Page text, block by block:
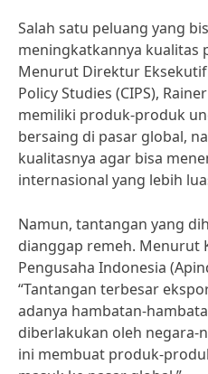
Salah satu peluang yang
meningkatkannya kualitas
Menurut Direktur
Policy Studies (CIPS),
memiliki produk-produk
bersaing di pasar global,
kualitasnya agar bisa
internasional yang lebih
Namun, tantangan yang
dianggap remeh. Menurut
Pengusaha Indonesia
“Tantangan terbesar
adanya hambatan-
diberlakukan oleh negara-
ini membuat produk-